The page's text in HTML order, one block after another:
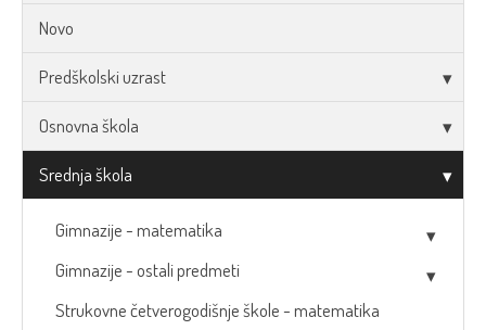
Novo
Predškolski uzrast
Osnovna škola
Srednja škola
Gimnazije - matematika
Gimnazije - ostali predmeti
Strukovne četverogodišnje škole - matematika